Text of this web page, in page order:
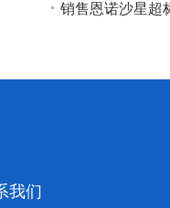
局！
销售恩诺沙星超
我们